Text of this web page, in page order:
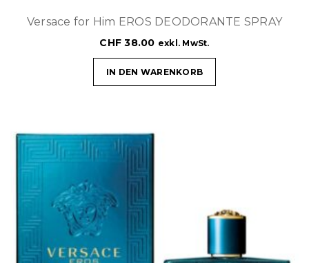
Versace for Him EROS DEODORANTE SPRAY
CHF 38.00 exkl. MwSt.
IN DEN WARENKORB